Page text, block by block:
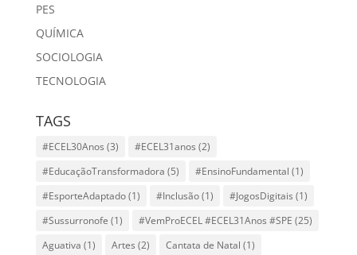
PES
QUÍMICA
SOCIOLOGIA
TECNOLOGIA
TAGS
#ECEL30Anos (3) #ECEL31anos (2)
#EducaçãoTransformadora (5) #EnsinoFundamental (1)
#EsporteAdaptado(1) #Inclusão(1) #JogosDigitais (1)
#Sussurronofe (1) #VemProECEL #ECEL31Anos #SPE (25)
Aguativa (1) Artes (2) Cantata de Natal (1)